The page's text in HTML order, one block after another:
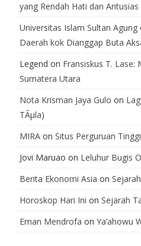
yang Rendah Hati dan Antusias
Universitas Islam Sultan Agung
Daerah kok Dianggap Buta
Legend on Fransiskus T. Lase:
Sumatera Utara
Nota Krisman Jaya Gulo on
TÃµla)
MIRA on Situs Perguruan
Jovi Maruao on Leluhur Bugis
Berita Ekonomi Asia on
Horoskop Hari Ini on Sejarah
Eman Mendrofa on Ya’ahowu